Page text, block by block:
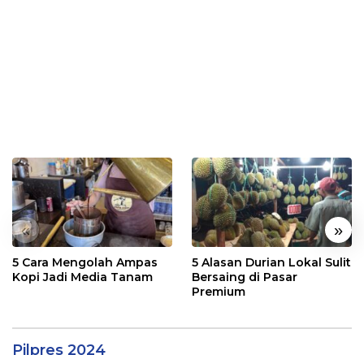
« »
5 Cara Mengolah Ampas
Kopi Jadi Media Tanam
5 Alasan Durian Lokal Sulit
Bersaing di Pasar
Premium
Pilpres 2024